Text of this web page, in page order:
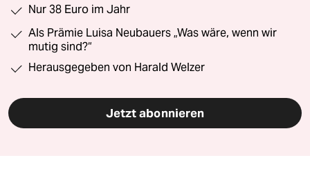
Nur 38 Euro im Jahr
Als Prämie Luisa Neubauers „Was wäre, wenn wir
mutig sind?“
Herausgegeben von Harald Welzer
Jetzt abonnieren